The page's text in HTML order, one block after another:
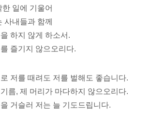
일에 기울어
사내들과 함께
하지 않게 하소서.
즐기지 않으오리다.
저를 때려도 저를 벌해도 좋습니다.
름, 제 머리가 마다하지 않으오리다.
거슬러 저는 늘 기도드립니다.